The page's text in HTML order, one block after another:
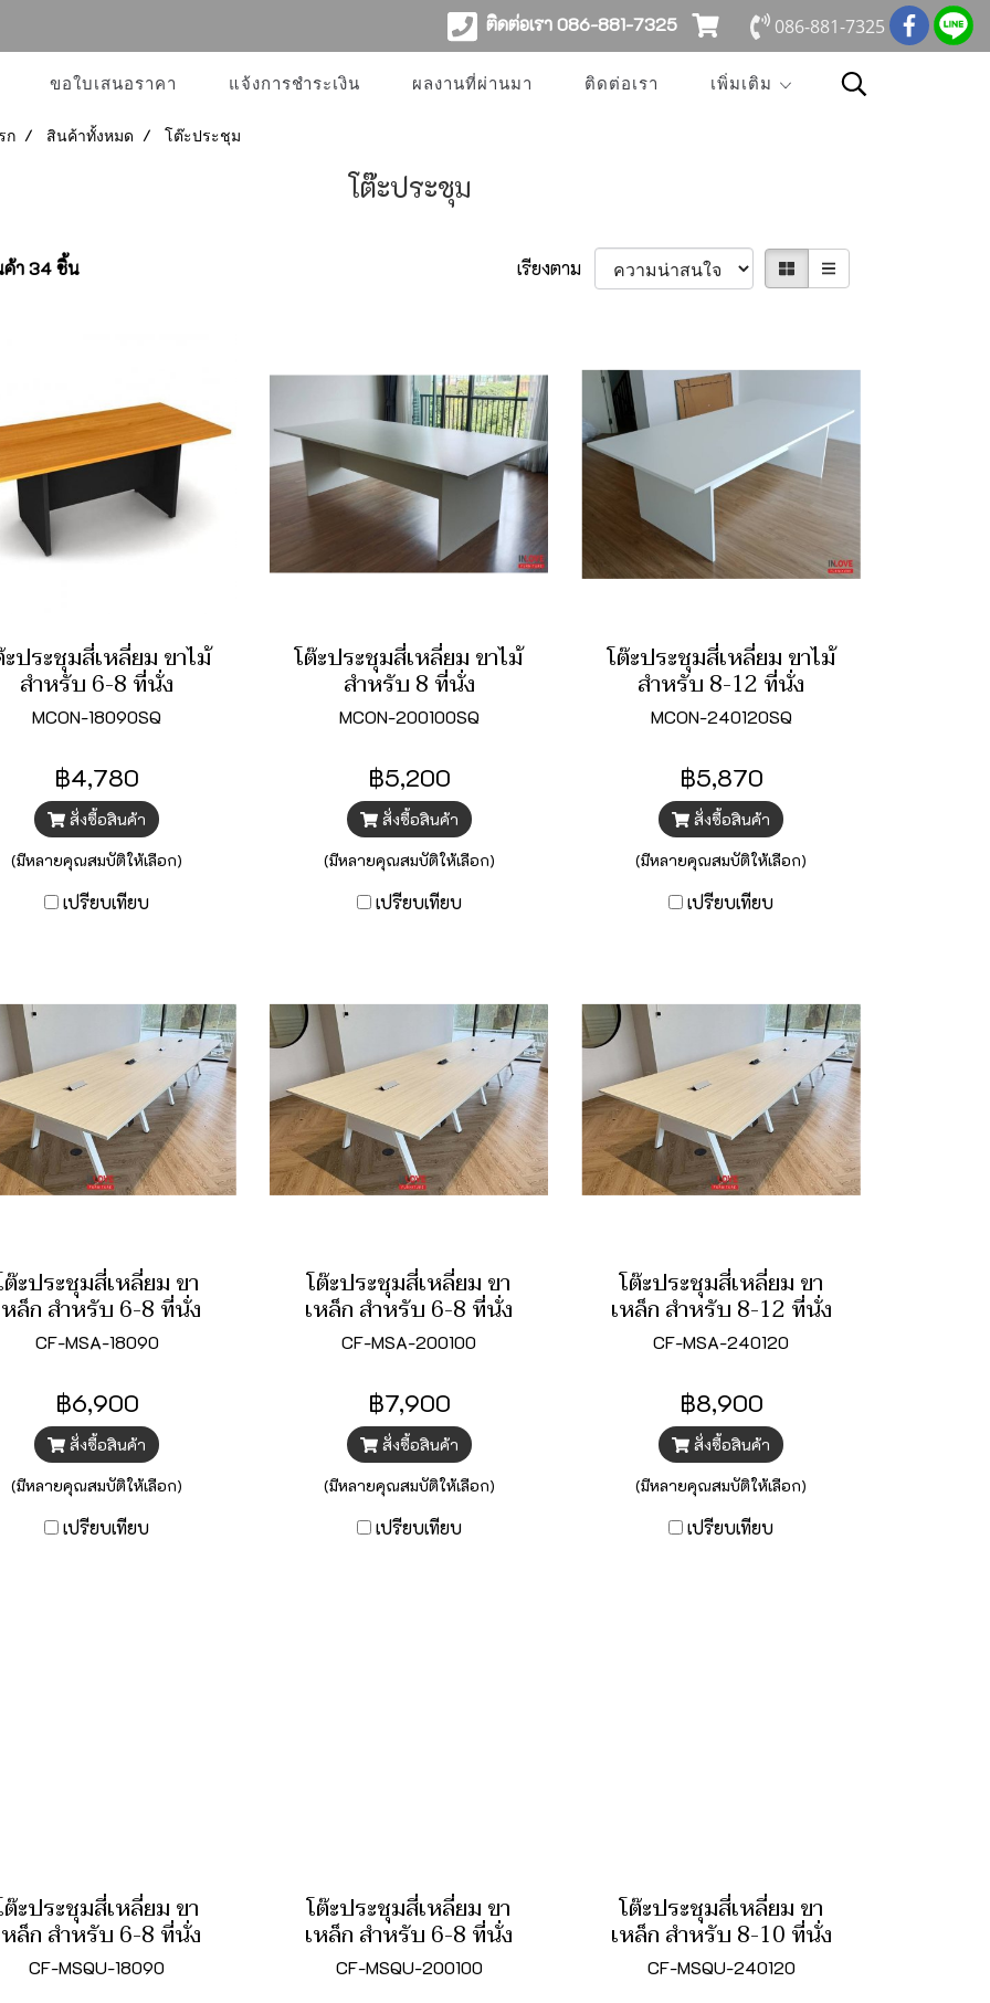
ติดต่อเรา 086-881-7325 086-881-7325
ขอใบเสนอราคา แจ้งการชำระเงิน ผลงานที่ผ่านมา ติดต่อเรา เพิ่มเติม
ก สินค้าทั้งหมด โต๊ะประชุม
โต๊ะประชุม
า 34 ชิ้น เรียงตาม
ะประชุมสี่เหลี่ยม ขาไม้
สำหรับ 6-8 ที่นั่ง
MCON-18090SQ
฿4,780
สั่งซื้อสินค้า
(มีหลายคุณสมบัติให้เลือก)
เปรียบเทียบ
โต๊ะประชุมสี่เหลี่ยม ขาไม้
สำหรับ 8 ที่นั่ง
MCON-200100SQ
฿5,200
สั่งซื้อสินค้า
(มีหลายคุณสมบัติให้เลือก)
เปรียบเทียบ
โต๊ะประชุมสี่เหลี่ยม ขาไม้
สำหรับ 8-12 ที่นั่ง
MCON-240120SQ
฿5,870
สั่งซื้อสินค้า
(มีหลายคุณสมบัติให้เลือก)
เปรียบเทียบ
ต๊ะประชุมสี่เหลี่ยม ขา
ล็ก สำหรับ 6-8 ที่นั่ง
CF-MSA-18090
฿6,900
สั่งซื้อสินค้า
(มีหลายคุณสมบัติให้เลือก)
เปรียบเทียบ
โต๊ะประชุมสี่เหลี่ยม ขา
เหล็ก สำหรับ 6-8 ที่นั่ง
CF-MSA-200100
฿7,900
สั่งซื้อสินค้า
(มีหลายคุณสมบัติให้เลือก)
เปรียบเทียบ
โต๊ะประชุมสี่เหลี่ยม ขา
เหล็ก สำหรับ 8-12 ที่นั่ง
CF-MSA-240120
฿8,900
สั่งซื้อสินค้า
(มีหลายคุณสมบัติให้เลือก)
เปรียบเทียบ
ต๊ะประชุมสี่เหลี่ยม ขา
ล็ก สำหรับ 6-8 ที่นั่ง
CF-MSQU-18090
โต๊ะประชุมสี่เหลี่ยม ขา
เหล็ก สำหรับ 6-8 ที่นั่ง
CF-MSQU-200100
โต๊ะประชุมสี่เหลี่ยม ขา
เหล็ก สำหรับ 8-10 ที่นั่ง
CF-MSQU-240120